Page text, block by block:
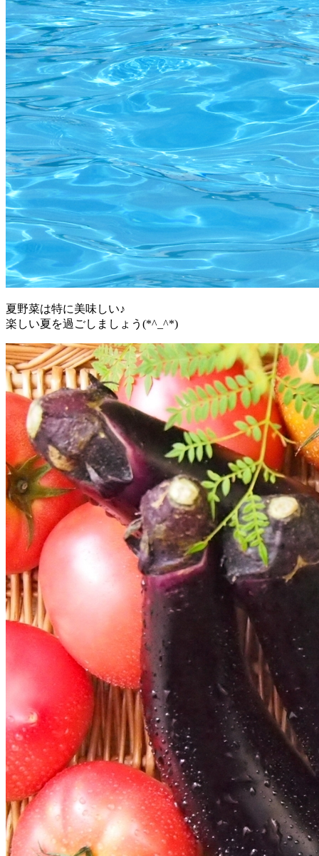
夏野菜は特に美味しい♪
楽しい夏を過ごしましょう(*^_^*)